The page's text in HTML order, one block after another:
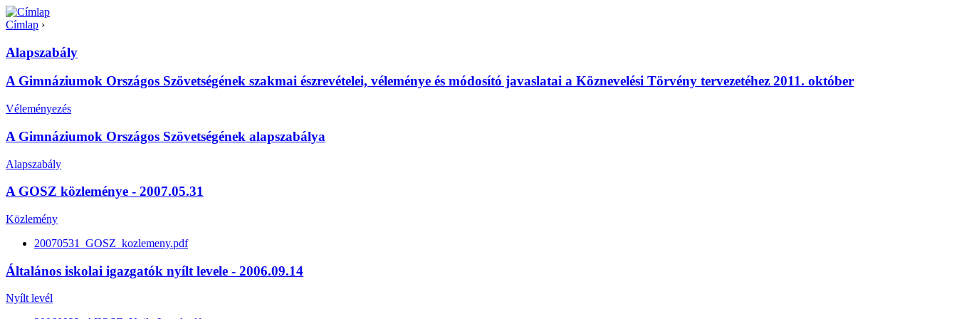
Címlap ›
Alapszabály
A Gimnáziumok Országos Szövetségének szakmai észrevételei, véleménye és módosító javaslatai a Köznevelési Törvény tervezetéhez 2011. október
Véleményezés
A Gimnáziumok Országos Szövetségének alapszabálya
Alapszabály
A GOSZ közleménye - 2007.05.31
Közlemény
20070531_GOSZ_kozlemeny.pdf
Általános iskolai igazgatók nyílt levele - 2006.09.14
Nyílt levél